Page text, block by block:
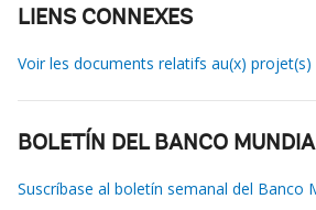
LIENS CONNEXES
Voir les documents relatifs au(x) projet(s)
BOLETÍN DEL BANCO
Suscríbase al boletín semanal del Banco